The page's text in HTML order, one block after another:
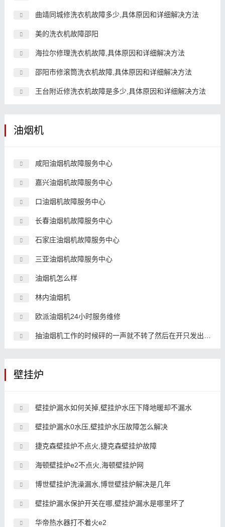
曲靖同城修洗衣机故障多少,具体原因和详细解决方法
美的洗衣机故障邵阳
海拉尔修理洗衣机故障,具体原因和详细解决方法
邵阳市修滚筒洗衣机故障,具体原因和详细解决方法
王台附近修洗衣机故障是多少,具体原因和详细解决方法
油烟机
咸阳油烟机故障服务中心
嘉兴油烟机故障服务中心
口油烟机故障服务中心
长春油烟机故障服务中心
石家庄油烟机故障服务中心
三亚油烟机故障服务中心
油烟机怎么样
林内油烟机
欧派油烟机24小时服务维修
抽油烟机工作的时候砰的一声就不转了然后在开只发出嗡嗡的声
壁挂炉
壁挂炉漏水如何关掉,壁挂炉水压下降地暖却不漏水
壁挂炉漏水0水压,壁挂炉水压故障怎么解决
捷克森壁挂炉不点火,捷克森壁挂炉故障
海顿壁挂炉e2不点火,海顿壁挂炉网
博世壁挂炉洗澡漏水,博世壁挂炉解决是几年
壁挂炉漏水保护开关在哪,壁挂炉漏水是哪里坏了
华帝热水器打不着火e2